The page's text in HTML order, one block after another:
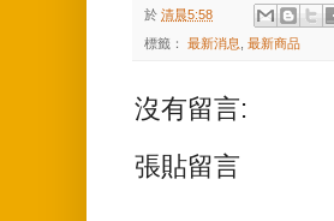
於 清晨5:58
標籤： 最新消息 最新商品
沒有留言:
張貼留言